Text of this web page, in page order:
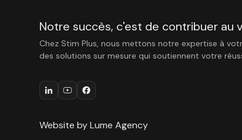
Notre succès, c'est de contribuer au
Chez Stim Plus, nous mettons notre expertise à
des solutions sur mesure qui soutiennent votre
Website by Lume Agency